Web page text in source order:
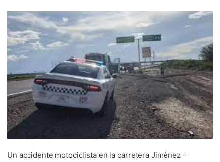
Un accidente motociclista en la carretera Jiménez –